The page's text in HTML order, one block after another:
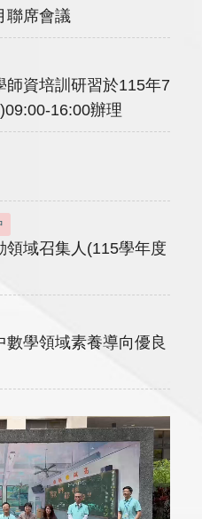
聯席會議
師資培訓研習於115年7
16:00辦理
領域召集人(115學年度
學領域素養導向優良